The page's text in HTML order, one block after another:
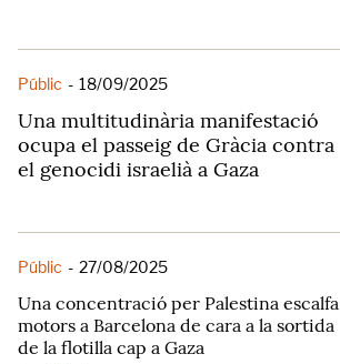
Públic - 18/09/2025
Una multitudinària manifestació
ocupa el passeig de Gràcia contra
el genocidi israelià a Gaza
Públic - 27/08/2025
Una concentració per Palestina escalfa
motors a Barcelona de cara a la sortida
de la flotilla cap a Gaza